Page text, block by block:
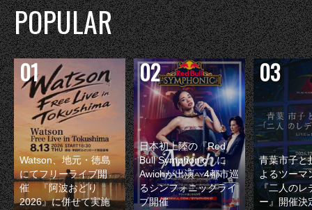
POPULAR
Watson、地元・徳島
にてフリーライブ開
催 『阿波おどり
2026』に併せて実施
日本初上陸の『Red
Bull Symphonic』に
Awichが出演 4都市巡
るシンフォニックライ
ブ開催
青葉市子と
よるツーマ
『二人のレ
ー』開催決